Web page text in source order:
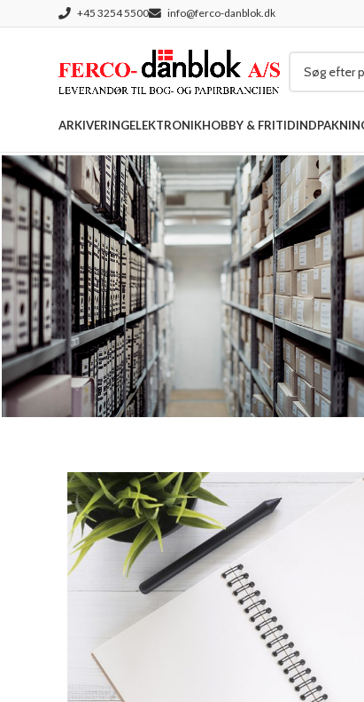
+45 3254 5500 info@ferco-danblok.dk
ARKIVERINGELEKTRONIKHOBBY & FRITID
Arkivering